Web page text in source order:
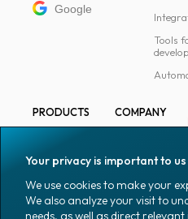
Google
Tools
PRODUCTS
Marking
Packaging
Packaging
COMPANY
Media
Coworkers
Your privacy is important to us
We use cookies to make your
We also analyze your visit to
needs, as well as direct